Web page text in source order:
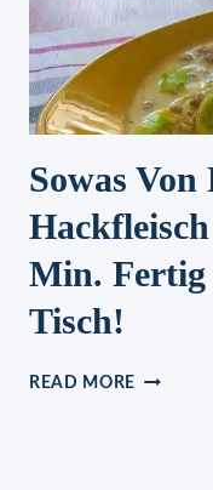
Sowas
Min. Fertig
Tisch!
READ MORE SOWAS